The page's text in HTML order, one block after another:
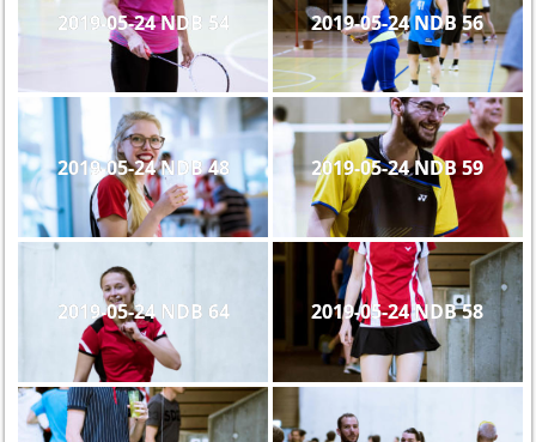
2019-05-24 NDB 54 2019-05-24 NDB 56
2019-05-24 NDB 48 2019-05-24 NDB 59
2019-05-24 NDB 64 2019-05-24 NDB 58